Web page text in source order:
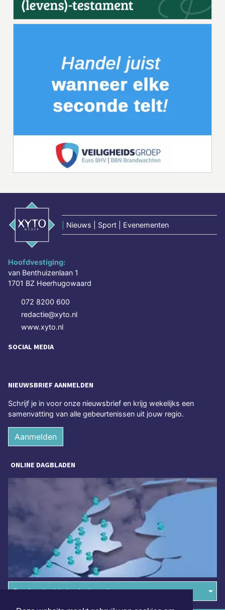
Nieuws | Sport | Evenementen
Hoofdvestiging:
van Benthuizenlaan 1
1701 BZ Heerhugowaard
072 8200 600
redactie@xyto.nl
www.xyto.nl
SOCIAL MEDIA
NIEUWSBRIEF AANMELDEN
Schrijf je in voor onze nieuwsbrief en krijg wekelijks een
samenvatting van alle gebeurtenissen uit jouw regio.
Aanmelden
ONLINE DAGBLADEN
Overige dagbladen in de regio